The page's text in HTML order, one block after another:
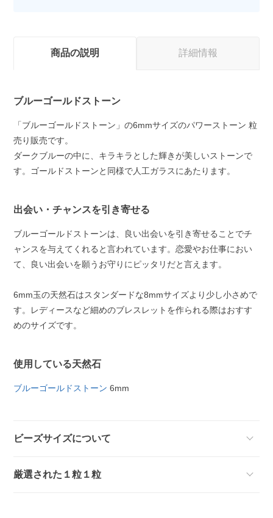
商品の説明 詳細情報
ブルーゴールドストーン
「ブルーゴールドストーン」の6mmサイズのパワーストーン 粒
売り販売です。
ダークブルーの中に、キラキラとした輝きが美しいストーンで
す。ゴールドストーンと同様で人工ガラスにあたります。
出会い・チャンスを引き寄せる
ブルーゴールドストーンは、良い出会いを引き寄せることでチ
ャンスを与えてくれると言われています。恋愛やお仕事におい
て、良い出会いを願うお守りにピッタリだと言えます。
6mm玉の天然石はスタンダードな8mmサイズより少し小さめで
す。レディースなど細めのブレスレットを作られる際はおすす
めのサイズです。
使用している天然石
ブルーゴールドストーン 6mm
ビーズサイズについて
厳選された１粒１粒